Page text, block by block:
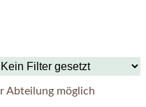
Abteilung möglich